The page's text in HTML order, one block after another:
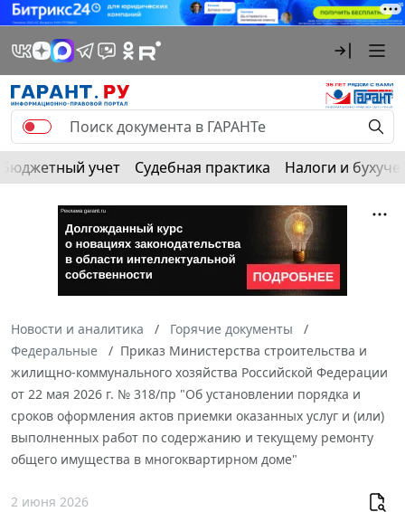
Бюджетный учет Судебная практика Налоги и
Новости и аналитика
Горячие документы
Федеральные
Приказ Министерства строительства и
жилищно-коммунального хозяйства Российской Федерации
от 22 мая 2026 г. № 318/пр "Об установлении порядка и
сроков оформления актов приемки оказанных услуг и (или)
выполненных работ по содержанию и текущему ремонту
общего имущества в многоквартирном доме"
2 июня 2026